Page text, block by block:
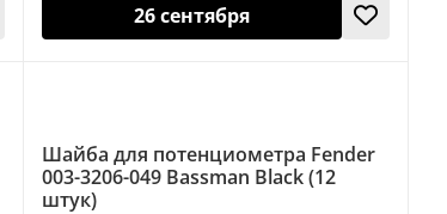
26 сентября
Шайба для потенциометра Fender
003-3206-049 Bassman Black (12
штук)